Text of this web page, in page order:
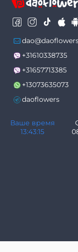
+31610338735
+31657713385
+13073635073
daoflowers
Ваше время
13:43:15